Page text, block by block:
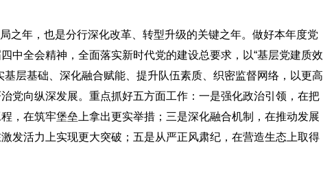
之年，也是分行深化改革、转型升级的关键之年。做好本年度党
中全会精神，全面落实新时代党的建设总要求，以“基层党建质效
层基础、深化融合赋能、提升队伍素质、织密监督网络，以更高
党向纵深发展。重点抓好五方面工作：一是强化政治引领，在把
，在筑牢堡垒上拿出更实举措；三是深化融合机制，在推动发展
发活力上实现更大突破；五是从严正风肃纪，在营造生态上取得